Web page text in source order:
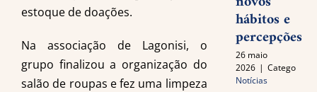
estoque de doações.
Na associação de Lagonisi, o
grupo finalizou a organização do
salão de roupas e fez uma limpeza
hábitos e
percepções
26 maio
2026 | Categories:
Notícias